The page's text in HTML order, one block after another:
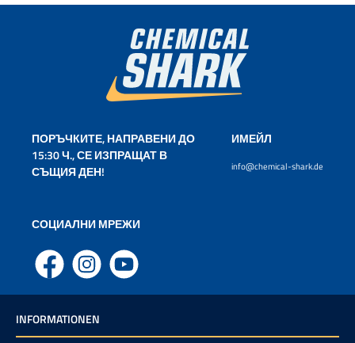
ПОРЪЧКИТЕ, НАПРАВЕНИ ДО
15:30 Ч., СЕ ИЗПРАЩАТ В
СЪЩИЯ ДЕН!
ИМЕЙЛ
info@chemical-shark.de
СОЦИАЛНИ МРЕЖИ
Facebook Instagram YouTube
INFORMATIONEN